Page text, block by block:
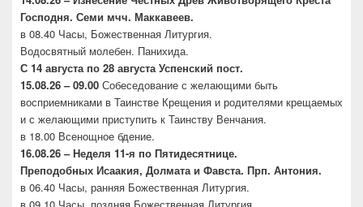
Господня. Семи мчч. Маккавеев.
в 08.40 Часы, Божественная Литургия.
Водосвятный молебен. Панихида.
С 14 августа по 28 августа Успенский пост.
15.08.26 – 09.00 Собеседование с желающими быть
восприемниками в Таинстве Крещения и родителями крещаемых
и с желающими приступить к Таинству Венчания.
в 18.00 Всенощное бдение.
16.08.26 – Неделя 11-я по Пятидесятнице.
Преподобных Исаакия, Долмата и Фавста. Прп. Антония.
в 06.40 Часы, ранняя Божественная Литургия.